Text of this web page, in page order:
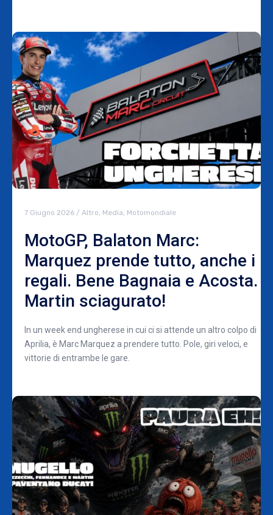
7 Giugno 2026 / Altro Media Motomondiale
MotoGP, Balaton Marc:
Marquez prende tutto, anche i
regali. Bene Bagnaia e Acosta.
Martin sciagurato!
In un week end ungherese in cui ci si attende un altro colpo di
Aprilia, è Marc Marquez a prendere tutto. Pole, giri veloci, e
vittorie di entrambe le gare.